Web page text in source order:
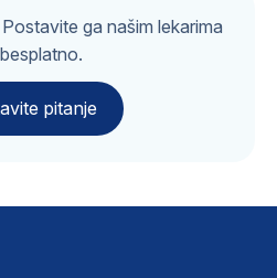
ga našim lekarima
pitanje